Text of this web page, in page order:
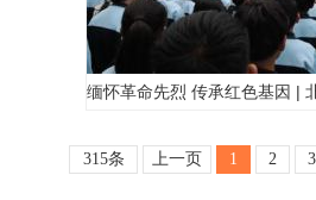
315条 上一页 1 2 3